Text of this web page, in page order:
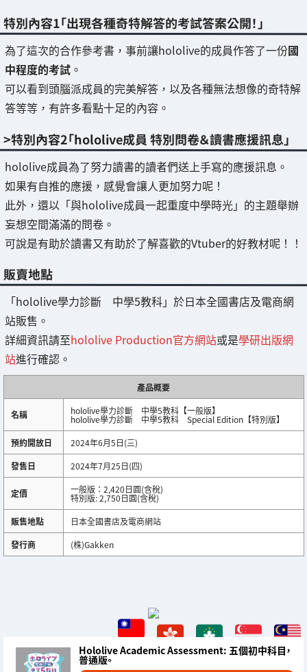
特別內容1「出現各種奇特解答的考試答案公開！」
為了這次的合作參考書，事前讓hololive的成員作答了一份國
中程度的考試 。
可以看到頭腦派成員的完美解答，以及各種無法想像的奇特解
答等等，有許多看點十足的內容。
>特別內容2「hololive成員 特別問卷＆讀書應援訊息」
hololive成員為了努力讀書的讀者們送上手寫的應援訊息。
如果有自推的應援，感覺會讓人更加努力呢！
此外，還以「與hololive成員一起重度中學時光」的主題舉辦
妄想空間滿滿的問卷。
可說是有助於讀書又有助於了解喜歡的Vtuber的好教材呢！！
販賣地點
「hololive學力診斷 中學5教科」於日本全國書店及電商網
站販售。
詳細資訊請至hololive Production官方網站或是學研出版網
站進行確認。
產品概要
名稱 hololive學力診斷 中學5教科【一般版】
hololive學力診斷 中學5教科 Special Edition【特別版】
預約開放日
2024年6月5日(三)
發售日
2024年7月25日(四)
定價 一般版：2,420日圓(含稅)
特別版: 2,750日圓(含稅)
販售地點
日本全國書店及電商網站
發行商
(株)Gakken
Hololive Academic Assessment: 五個初中科目，
普通版。